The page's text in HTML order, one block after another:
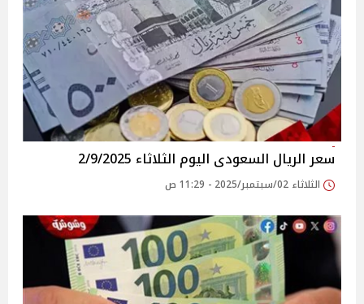
سعر الريال السعودى اليوم الثلاثاء 2/9/2025
الثلاثاء 02/سبتمبر/2025 - 11:29 ص